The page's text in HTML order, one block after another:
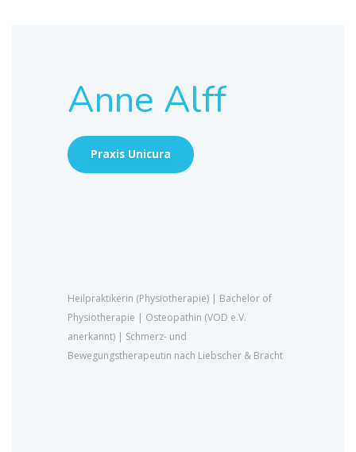
Anne Alff
Praxis Unicura
Heilpraktikerin (Physiotherapie) | Bachelor of
Physiotherapie | Osteopathin (VOD e.V.
anerkannt) | Schmerz- und
Bewegungstherapeutin nach Liebscher & Bracht